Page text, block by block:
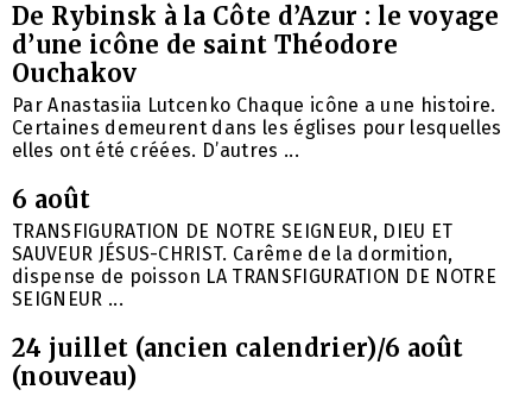
De Rybinsk à la Côte d’Azur : le voyage
d’une icône de saint Théodore
Ouchakov
Par Anastasiia Lutcenko Chaque icône a une histoire.
Certaines demeurent dans les églises pour lesquelles
elles ont été créées. D’autres ...
6 août
TRANSFIGURATION DE NOTRE SEIGNEUR, DIEU ET
SAUVEUR JÉSUS-CHRIST. Carême de la dormition,
dispense de poisson LA TRANSFIGURATION DE NOTRE
SEIGNEUR ...
24 juillet (ancien calendrier)/6 août
(nouveau)